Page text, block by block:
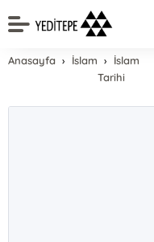
Anasayfa İslam
İslam
Tarihi